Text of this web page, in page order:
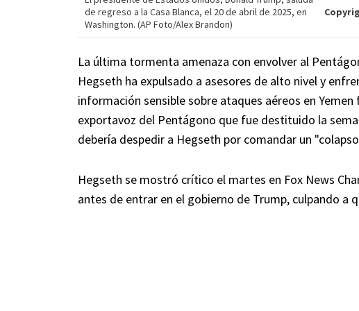
de regreso a la Casa Blanca, el 20 de abril de 2025, en
Washington. (AP Foto/Alex Brandon)
La última tormenta amenaza con envolver al
Hegseth ha expulsado a asesores de alto nivel y
información sensible sobre ataques aéreos en
exportavoz del Pentágono que fue destituido la
debería despedir a Hegseth por comandar un
Hegseth se mostró crítico el martes en Fox News
antes de entrar en el gobierno de Trump, culpando a